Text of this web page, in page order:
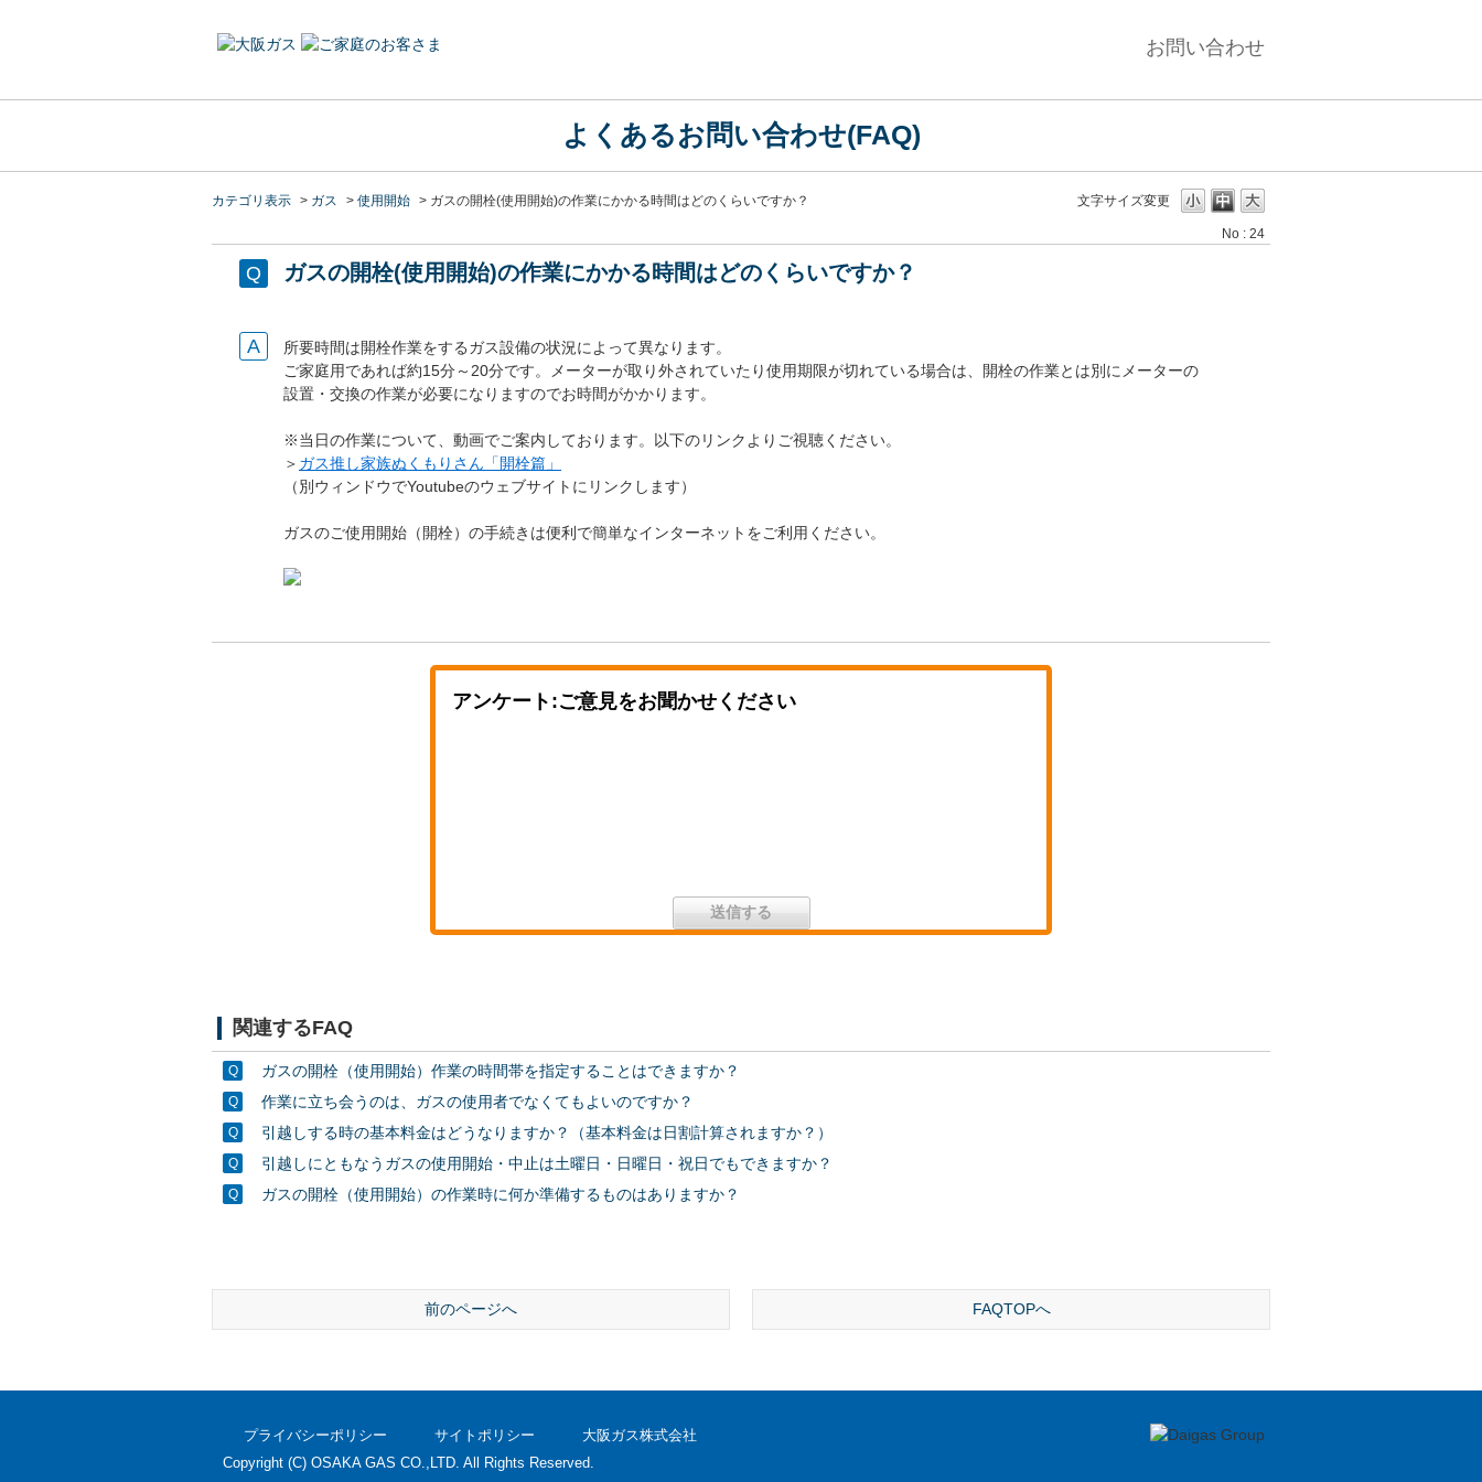
お問い合わせ
よくあるお問い合わせ(FAQ)
文字サイズ変更
カテゴリ表示 > ガス > 使用開始 > ガスの開栓(使用開始)の作業にかかる時間はどのくらいですか？
No : 24
ガスの開栓(使用開始)の作業にかかる時間はどのくらいですか？
所要時間は開栓作業をするガス設備の状況によって異なります。
ご家庭用であれば約15分～20分です。メーターが取り外されていたり使用期限が切れている場合は、開栓の作業とは別にメーターの
設置・交換の作業が必要になりますのでお時間がかかります。
※当日の作業について、動画でご案内しております。以下のリンクよりご視聴ください。
＞ ガス推し家族ぬくもりさん「開栓篇」
（別ウィンドウでYoutubeのウェブサイトにリンクします）
ガスのご使用開始（開栓）の手続きは便利で簡単なインターネットをご利用ください。
アンケート:ご意見をお聞かせください
関連するFAQ
ガスの開栓（使用開始）作業の時間帯を指定することはできますか？
作業に立ち会うのは、ガスの使用者でなくてもよいのですか？
引越しする時の基本料金はどうなりますか？（基本料金は日割計算されますか？）
引越しにともなうガスの使用開始・中止は土曜日・日曜日・祝日でもできますか？
ガスの開栓（使用開始）の作業時に何か準備するものはありますか？
前のページへ FAQTOPへ
プライバシーポリシー サイトポリシー
大阪ガス株式会社
Copyright (C) OSAKA GAS CO.,LTD. All Rights Reserved.